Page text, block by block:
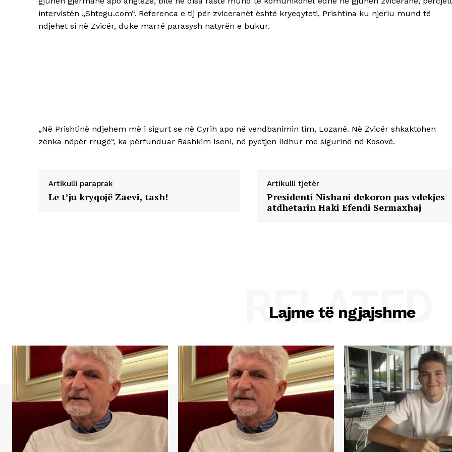
intervistën „Shtegu.com“. Referenca e tij për zviceranët është kryeqyteti, Prishtina ku njeriu mund të
ndjehet si në Zvicër, duke marrë parasysh natyrën e bukur.
„Në Prishtinë ndjehem më i sigurt se në Cyrih apo në vendbanimin tim, Lozanë. Në Zvicër shkaktohen
zënka nëpër rrugë“, ka përfunduar Bashkim Iseni, në pyetjen lidhur me sigurinë në Kosovë.
Artikulli paraprak
Le t’ju kryqojë Zaevi, tash!
Artikulli tjetër
Presidenti Nishani dekoron pas vdekjes
atdhetarin Haki Efendi Sermaxhaj
Lajme të ngjajshme
RELATED